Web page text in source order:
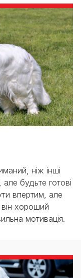
ніж інші
будьте готові
впертим, але
хороший
мотивація.